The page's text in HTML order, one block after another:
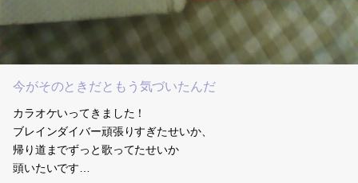
今がそのときだともう気づいたんだ
カラオケいってきました！
ブレインダイバー頑張りすぎたせいか、
帰り道までずっと歌ってたせいか
頭いたいです…